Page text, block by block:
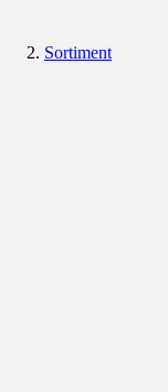
Sortiment